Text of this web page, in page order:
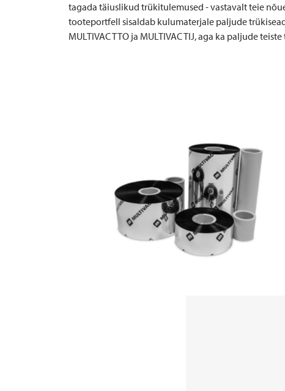
tagada täiuslikud trükitulemused - vastavalt teie
tooteportfell sisaldab kulumaterjale paljude
MULTIVACTTO ja MULTIVACTIJ, aga ka paljude